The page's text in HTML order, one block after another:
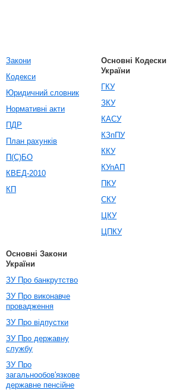
Закони
Кодекси
Юридичний словник
Нормативні акти
ПДР
План рахунків
П(С)БО
КВЕД-2010
КП
Основні Кодески
України
ГКУ
ЗКУ
КАСУ
КЗпПУ
ККУ
КУпАП
ПКУ
СКУ
ЦКУ
ЦПКУ
Основні Закони
України
ЗУ Про банкрутство
ЗУ Про виконавче
провадження
ЗУ Про відпустки
ЗУ Про державну
службу
ЗУ Про
загальнообов'язкове
державне пенсійне